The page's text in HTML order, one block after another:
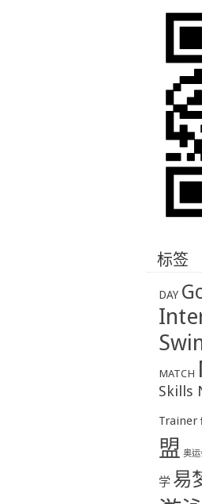
标签
DAY
MATCH
Skills
Trainer
盟 奥运
学 易